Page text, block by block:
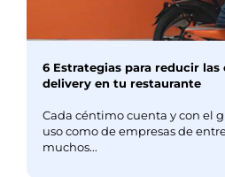
6 Estrategias para reducir las
delivery en tu restaurante
Cada céntimo cuenta y con el
uso como de empresas de
muchos...